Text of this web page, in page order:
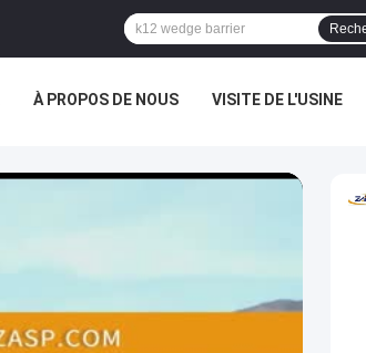
À PROPOS DE NOUS VISITE DE L'USINE